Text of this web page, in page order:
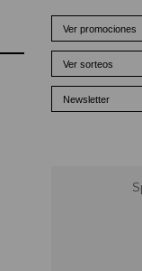
Ver promociones
Ver sorteos
Newsletter